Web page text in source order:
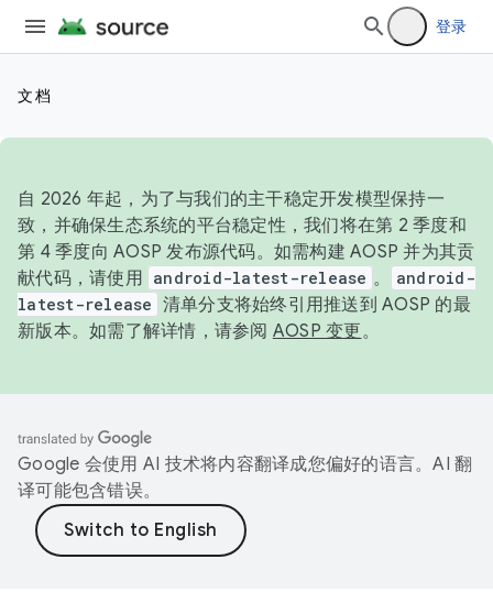
登录
文档
自 2026 年起，为了与我们的主干稳定开发模型保持一
致，并确保生态系统的平台稳定性，我们将在第 2 季度和
第 4 季度向 AOSP 发布源代码。如需构建 AOSP 并为其贡
献代码，请使用 android-latest-release 。
android-
latest-release 清单分支将始终引用推送到 AOSP 的最
新版本。如需了解详情，请参阅 AOSP 变更。
Google 会使用 AI 技术将内容翻译成您偏好的语言。AI 翻
译可能包含错误。